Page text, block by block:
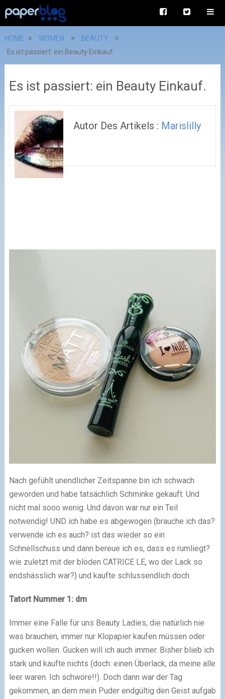
HOME WOMEN
BEAUTY
Es ist passiert: ein Beauty Einkauf.
Es ist passiert: ein Beauty Einkauf.
Autor Des Artikels : Marislilly
Nach gefühlt unendlicher Zeitspanne bin ich schwach
geworden und habe tatsächlich Schminke gekauft. Und
nicht mal sooo wenig. Und davon war nur ein Teil
notwendig! UND ich habe es abgewogen (brauche ich das?
verwende ich es auch? ist das wieder so ein
Schnellschuss und dann bereue ich es, dass es rumliegt?
wie zuletzt mit der blöden CATRICE LE, wo der Lack so
endshässlich war?) und kaufte schlussendlich doch.
Tatort Nummer 1: dm
Immer eine Falle für uns Beauty Ladies, die natürlich nie
was brauchen, immer nur Klopapier kaufen müssen oder
gucken wollen. Gucken will ich auch immer. Bisher blieb ich
stark und kaufte nichts (doch: einen Überlack, da meine alle
leer waren. Ich schwöre!!). Doch dann war der Tag
gekommen, an dem mein Puder endgültig den Geist aufgab